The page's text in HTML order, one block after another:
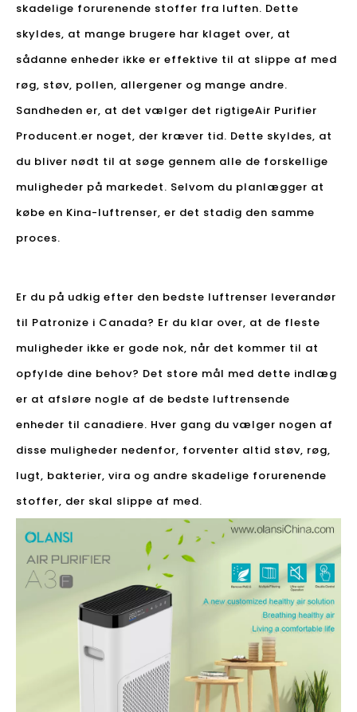
skadelige forurenende stoffer fra luften. Dette
skyldes, at mange brugere har klaget over, at
sådanne enheder ikke er effektive til at slippe af med
røg, støv, pollen, allergener og mange andre.
Sandheden er, at det vælger det rigtigeAir Purifier
Producent.er noget, der kræver tid. Dette skyldes, at
du bliver nødt til at søge gennem alle de forskellige
muligheder på markedet. Selvom du planlægger at
købe en Kina-luftrenser, er det stadig den samme
proces.
Er du på udkig efter den bedste luftrenser leverandør
til Patronize i Canada? Er du klar over, at de fleste
muligheder ikke er gode nok, når det kommer til at
opfylde dine behov? Det store mål med dette indlæg
er at afsløre nogle af de bedste luftrensende
enheder til canadiere. Hver gang du vælger nogen af ​​
disse muligheder nedenfor, forventer altid støv, røg,
lugt, bakterier, vira og andre skadelige forurenende
stoffer, der skal slippe af med.